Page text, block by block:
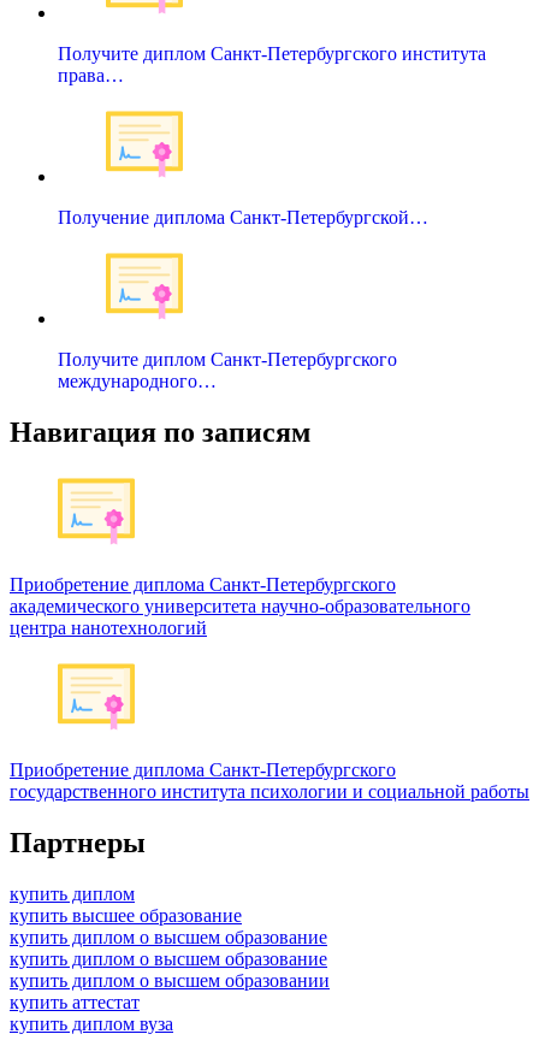
Получите диплом Санкт-Петербургского института
права…
Получение диплома Санкт-Петербургской…
Получите диплом Санкт-Петербургского
международного…
Навигация по записям
Приобретение диплома Санкт-Петербургского
академического университета научно-образовательного
центра нанотехнологий
Приобретение диплома Санкт-Петербургского
государственного института психологии и социальной работы
Партнеры
купить диплом
купить высшее образование
купить диплом о высшем образование
купить диплом о высшем образование
купить диплом о высшем образовании
купить аттестат
купить диплом вуза